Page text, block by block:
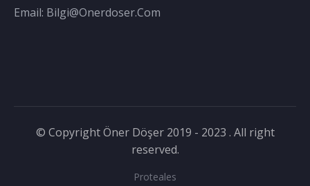
Email: Bilgi@onerdoser.com
© Copyright Öner Döşer 2019 - 2023 . All right
reserved.
Proteales